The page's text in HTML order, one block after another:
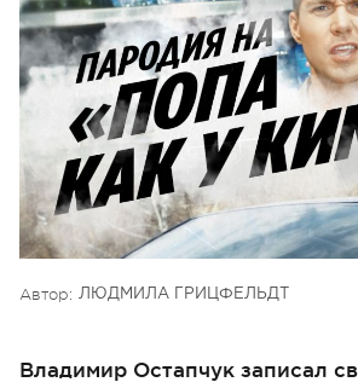
Автор: ЛЮДМИЛА ГРИЦФЕЛЬДТ
Владимир Остапчук записал